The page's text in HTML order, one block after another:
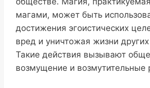
магами, может быть
достижения эгоистических
вред и уничтожая жизни
Такие действия вызывают
возмущение и возмутительные